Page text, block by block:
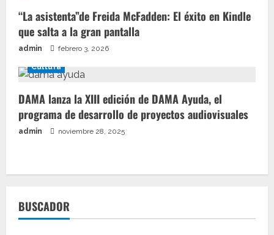
“La asistenta”de Freida McFadden: El éxito en Kindle
que salta a la gran pantalla
admin febrero 3, 2026
Cultura
DAMA lanza la XIII edición de DAMA Ayuda, el
programa de desarrollo de proyectos audiovisuales
admin noviembre 28, 2025
BUSCADOR